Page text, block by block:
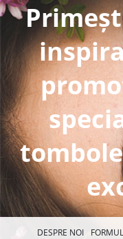
DESPRE NOI